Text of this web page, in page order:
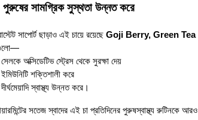
সামগ্রিক সুস্থতা উন্নত করে
সাপোর্ট ছাড়াও এই চায়ে রয়েছে Goji Berry, Green Tea
অক্সিডেটিভ স্ট্রেস থেকে সুরক্ষা দেয়
শক্তিশালী করে
স্বাস্থ্য উন্নত করে।
সতেজ স্বাদের এই চা প্রতিদিনের পুরুষস্বাস্থ্য রুটিনকে